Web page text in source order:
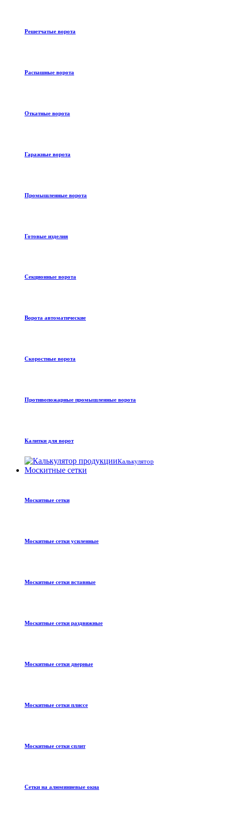
Решетчатые ворота
Распашные ворота
Откатные ворота
Гаражные ворота
Промышленные ворота
Готовые изделия
Секционные ворота
Ворота автоматические
Скоростные ворота
Противопожарные промышленные ворота
Калитки для ворот
Калькулятор
Москитные сетки
Москитные сетки
Москитные сетки усиленные
Москитные сетки вставные
Москитные сетки раздвижные
Москитные сетки дверные
Москитные сетки плиссе
Москитные сетки сплит
Сетки на алюминиевые окна